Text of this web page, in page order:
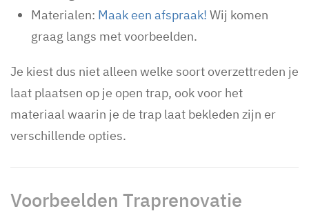
Materialen: Maak een afspraak! Wij komen
graag langs met voorbeelden.
Je kiest dus niet alleen welke soort overzettreden je
laat plaatsen op je open trap, ook voor het
materiaal waarin je de trap laat bekleden zijn er
verschillende opties.
Voorbeelden Traprenovatie